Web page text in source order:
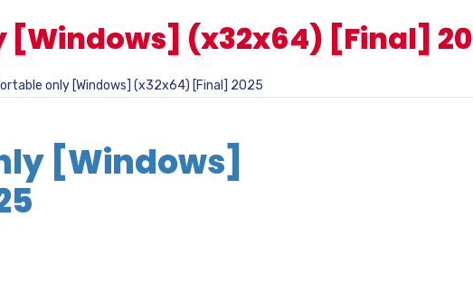
[Windows] (x32x64) [Final]
only [Windows] (x32x64) [Final] 2025
[Windows]